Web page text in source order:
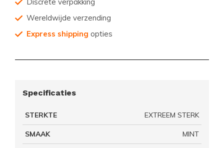
Wereldwijde verzending
Express shipping opties
Specificaties
STERKTE EXTREEM STERK
SMAAK MINT